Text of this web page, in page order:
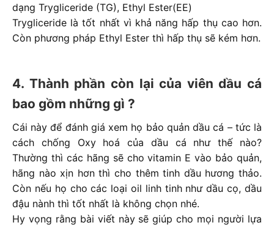
dạng Trygliceride (TG), Ethyl Ester(EE)
Trygliceride là tốt nhất vì khả năng hấp thụ cao hơn.
Còn phương pháp Ethyl Ester thì hấp thụ sẽ kém hơn.
4. Thành phần còn lại của viên dầu cá
bao gồm những gì ?
Cái này để đánh giá xem họ bảo quản dầu cá – tức là
cách chống Oxy hoá của dầu cá như thế nào?
Thường thì các hãng sẽ cho vitamin E vào bảo quản,
hãng nào xịn hơn thì cho thêm tinh dầu hương thảo.
Còn nếu họ cho các loại oil linh tinh như dầu cọ, dầu
đậu nành thì tốt nhất là không chọn nhé.
Hy vọng rằng bài viết này sẽ giúp cho mọi người lựa